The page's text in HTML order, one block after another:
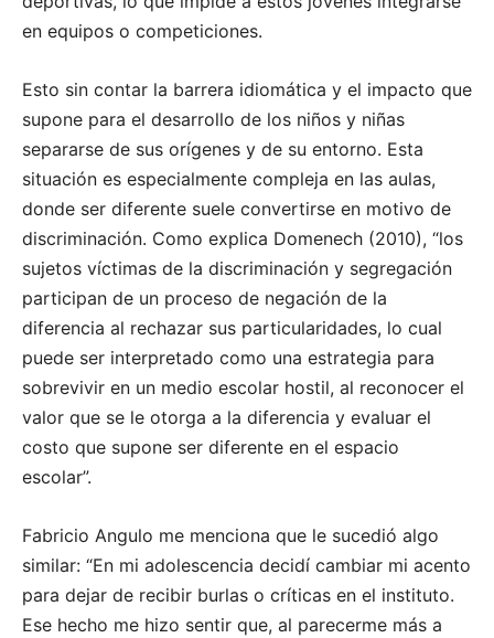
en equipos o competiciones.
Esto sin contar la barrera idiomática y el impacto que
supone para el desarrollo de los niños y niñas
separarse de sus orígenes y de su entorno. Esta
situación es especialmente compleja en las aulas,
donde ser diferente suele convertirse en motivo de
discriminación. Como explica Domenech (2010), “los
sujetos víctimas de la discriminación y segregación
participan de un proceso de negación de la
diferencia al rechazar sus particularidades, lo cual
puede ser interpretado como una estrategia para
sobrevivir en un medio escolar hostil, al reconocer el
valor que se le otorga a la diferencia y evaluar el
costo que supone ser diferente en el espacio
escolar”.
Fabricio Angulo me menciona que le sucedió algo
similar: “En mi adolescencia decidí cambiar mi acento
para dejar de recibir burlas o críticas en el instituto.
Ese hecho me hizo sentir que, al parecerme más a